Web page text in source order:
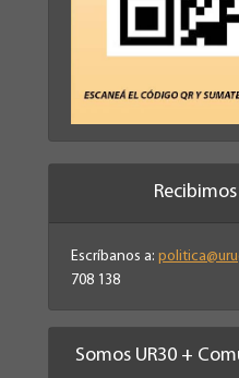
Escríbanos a:
708 138
Somos UR30 +